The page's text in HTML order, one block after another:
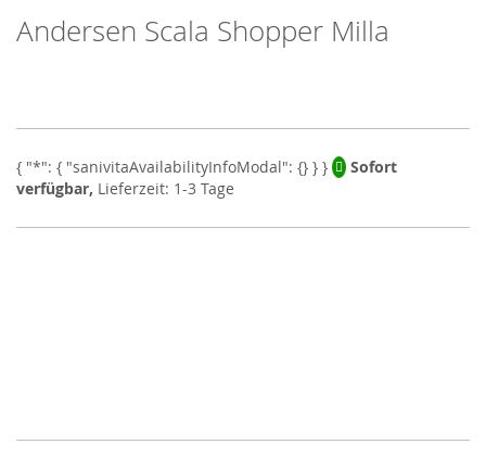
Skip
to
the
images
gallery
Andersen Scala Shopper Milla
Sofort
verfügbar, Lieferzeit: 1-3 Tage